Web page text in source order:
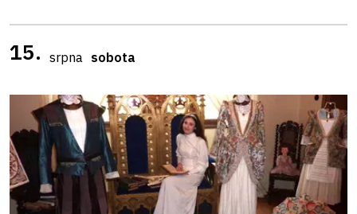
15. srpna sobota